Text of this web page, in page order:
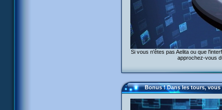
Si vous n'êtes pas Aelita ou que
approchez-vous
Bonus ! Dans les tours, vous